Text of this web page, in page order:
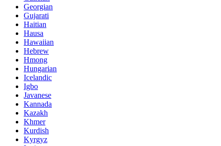
Georgian
Gujarati
Haitian
Hausa
Hawaiian
Hebrew
Hmong
Hungarian
Icelandic
Igbo
Javanese
Kannada
Kazakh
Khmer
Kurdish
Kyrgyz